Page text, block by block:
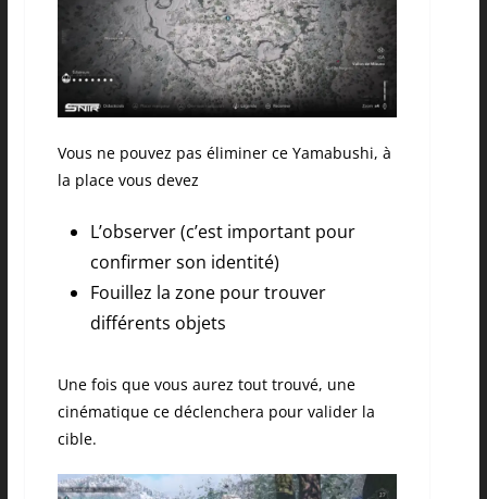
Vous ne pouvez pas éliminer ce Yamabushi, à
la place vous devez
L’observer (c’est important pour
confirmer son identité)
Fouillez la zone pour trouver
différents objets
Une fois que vous aurez tout trouvé, une
cinématique ce déclenchera pour valider la
cible.